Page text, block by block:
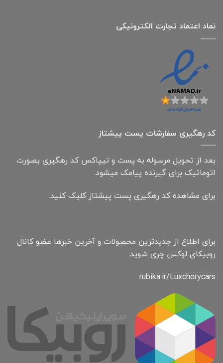
نماد اعتماد تجارت الكترونیكی
کد رهگیری سفارشات پست پیشتاز
بعد از تحویل مرسوله به پست و تیپاکس کد رهگیری بصورت
اتوماتیک برای گیرنده پیامک میشود.
برای مشاهده کد رهگیری پست پیشتاز کلیک کنید.
برای اطلاع از جدیدترین محصولات و آخرین خبرها عضو کانال
روبیکای لوکس چری شوید.
rubika.ir/Luxcherycars